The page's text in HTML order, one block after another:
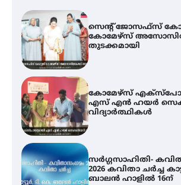
കോമേഴ്സ്
എസ് എൻ ഹയർ
വിദ്യാർത്ഥികൾ
സർഗ്ഗസാഹിതി-
2026 കവിതാ ചർച്ച
ബാലൻ ഹാളിൽ 16ന്
ഇടത്തരം മഴയ്ക്കും
സാധ്യത
മില്ലി മീറ്റർ മഴ ലഭിച്ചു